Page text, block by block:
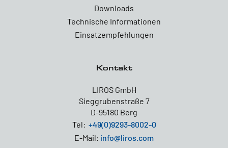
Downloads
Technische Informationen
Einsatzempfehlungen
Kontakt
LIROS GmbH
Sieggrubenstraße 7
D-95180 Berg
Tel: +49(0)9293-8002-0
E-Mail: info@liros.com